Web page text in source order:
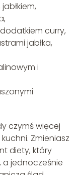
curry,
jabłka,
i
czymś więcej
Zmieniasz
diety, który
a jednocześnie